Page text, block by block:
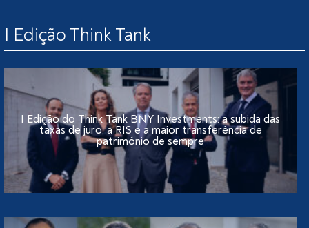
I Edição Think Tank
I Edição do Think Tank BNY Investments: a subida das
taxas de juro, a RIS e a maior transferência de
património de sempre